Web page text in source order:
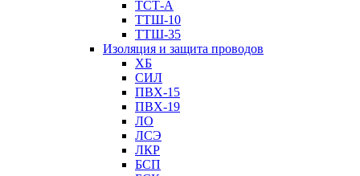
ТСТ-А
ТТШ-10
ТТШ-35
Изоляция и защита проводов
ХБ
СИЛ
ПВХ-15
ПВХ-19
ЛО
ЛСЭ
ЛКР
БСП